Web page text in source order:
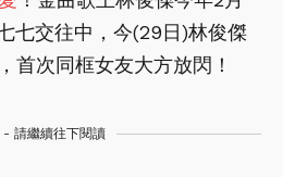
七交往中，今(29日)林俊傑
首次同框女友大方放閃！
- 請繼續往下閱讀